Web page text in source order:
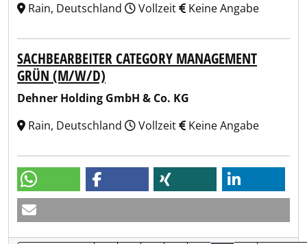
Rain, Deutschland
Vollzeit Keine Angabe
SACHBEARBEITER CATEGORY MANAGEMENT
GRÜN (M/W/D)
Dehner Holding GmbH & Co. KG
Rain, Deutschland
Vollzeit Keine Angabe